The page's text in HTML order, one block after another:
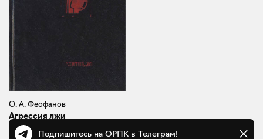
О. А. Феофанов
Агрессия лжи
Москва, 1987
Подпишитесь на ОРПК в Телеграм!